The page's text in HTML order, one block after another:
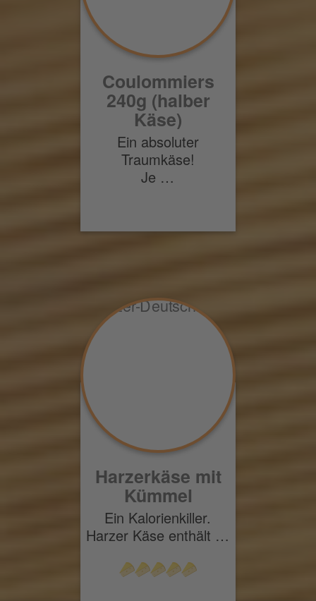
Coulommiers
240g (halber
Käse)
Ein absoluter
Traumkäse!
Je …
Harzerkäse mit
Kümmel
Ein Kalorienkiller.
Harzer Käse enthält …